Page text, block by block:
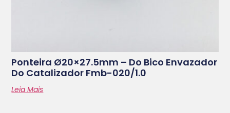
Ponteira Ø20×27.5mm – Do Bico Envazador
Do Catalizador Fmb-020/1.0
Leia Mais